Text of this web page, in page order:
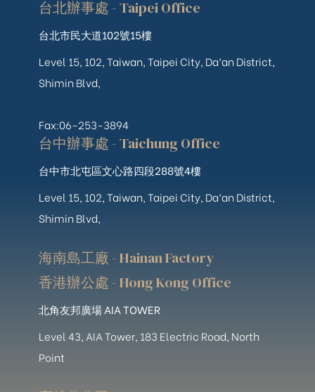
台北辦事處 - Taipei Office
台北市民大道102號15樓
Level 15, 102, Taiwan, Taipei City, Da’an District,
Shimin Blvd,
Fax:06-253-3894
台中辦事處 - Taichung Office
台中市北屯區文心路四段288號4樓
Level 15, 102, Taiwan, Taipei City, Da’an District,
Shimin Blvd,
海南島工廠 - Hainan Factory
香港辦公處 - Hong Kong Office
北角友邦廣場 AIA TOWER
Level 43, AIA Tower, 183 Electric Road, North
Point